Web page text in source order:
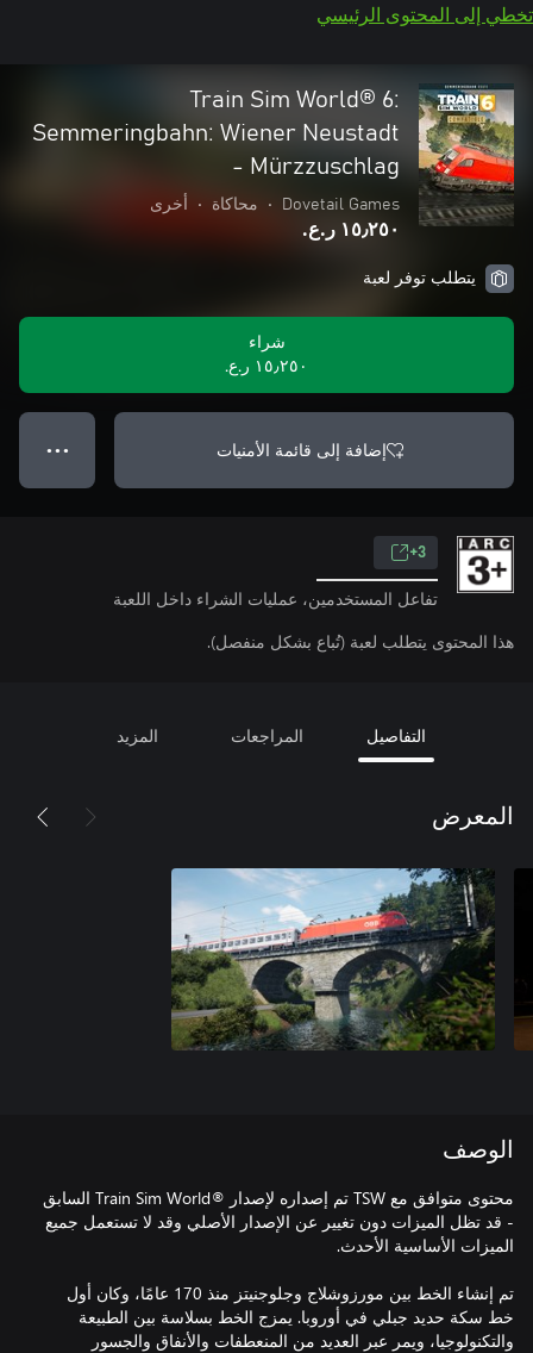
تخطي إلى المحتوى الرئيسي
Train Sim World® 6:
Semmeringbahn: Wiener Neustadt
- Mürzzuschlag
Dovetail Games
• محاكاة • أخرى
١٥٫٢٥٠ ر.ع.‏
يتطلب توفر لعبة
شراء
١٥٫٢٥٠ ر.ع.‏
إضافة إلى قائمة الأمنيات ● ● ●
3+
تفاعل المستخدمين، عمليات الشراء داخل اللعبة
هذا المحتوى يتطلب لعبة (تُباع بشكل منفصل).
التفاصيل المراجعات المزيد
المعرض
الوصف
محتوى متوافق مع TSW تم إصداره لإصدار ®Train Sim World السابق
- قد تظل الميزات دون تغيير عن الإصدار الأصلي وقد لا تستعمل جميع
تم إنشاء الخط بين مورزوشلاج وجلوجنيتز منذ 170 عامًا، وكان أول
خط سكة حديد جبلي في أوروبا. يمزج الخط بسلاسة بين الطبيعة
والتكنولوجيا، ويمر عبر العديد من المنعطفات والأنفاق والجسور